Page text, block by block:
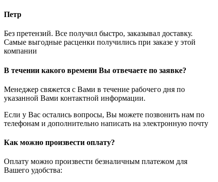
Петр
Без претензий. Все получил быстро, заказывал доставку.
Самые выгодные расценки получились при заказе у этой
компании
В течении какого времени Вы отвечаете по заявке?
Менеджер свяжется с Вами в течение рабочего дня по
указанной Вами контактной информации.
Если у Вас остались вопросы, Вы можете позвонить нам по
телефонам и дополнительно написать на электронную почту
Как можно произвести оплату?
Оплату можно произвести безналичным платежом для
Вашего удобства: